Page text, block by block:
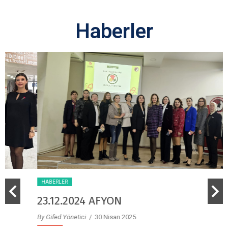
Haberler
23.12.2024 AFYON
By Gifed Yönetici/ 30 Nisan 2025